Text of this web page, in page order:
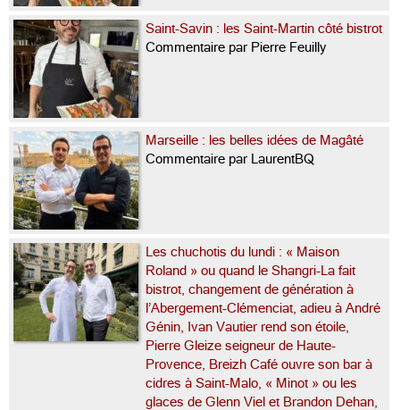
Saint-Savin : les Saint-Martin côté bistrot
Commentaire par Pierre Feuilly
Marseille : les belles idées de Magâté
Commentaire par LaurentBQ
Les chuchotis du lundi : « Maison
Roland » ou quand le Shangri-La fait
bistrot, changement de génération à
l’Abergement-Clémenciat, adieu à André
Génin, Ivan Vautier rend son étoile,
Pierre Gleize seigneur de Haute-
Provence, Breizh Café ouvre son bar à
cidres à Saint-Malo, « Minot » ou les
glaces de Glenn Viel et Brandon Dehan,